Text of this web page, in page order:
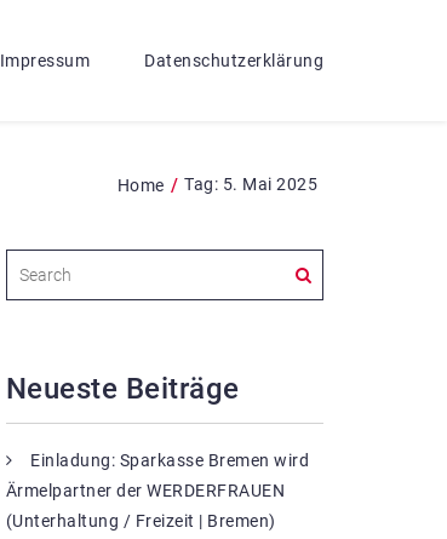
Impressum Datenschutzerklärung
Home / Tag: 5. Mai 2025
Neueste Beiträge
Einladung: Sparkasse Bremen wird
Ärmelpartner der WERDERFRAUEN
(Unterhaltung / Freizeit | Bremen)